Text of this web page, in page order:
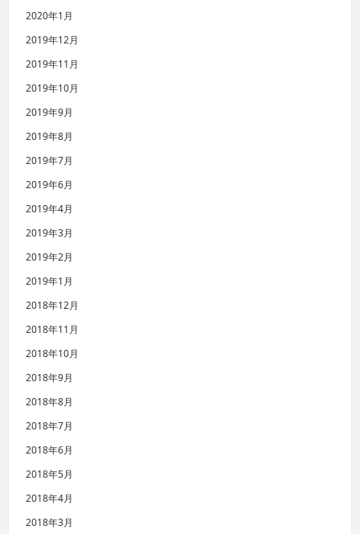
2020年1月
2019年12月
2019年11月
2019年10月
2019年9月
2019年8月
2019年7月
2019年6月
2019年4月
2019年3月
2019年2月
2019年1月
2018年12月
2018年11月
2018年10月
2018年9月
2018年8月
2018年7月
2018年6月
2018年5月
2018年4月
2018年3月